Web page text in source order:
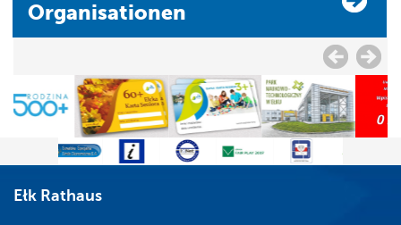
Organisationen
Ełk Rathaus